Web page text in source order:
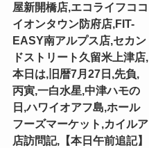
屋新開橋店,エコライフココ
イオンタウン防府店,FIT-
EASY南アルプス店,セカン
ドストリート久留米上津店,
本日は,旧暦7月27日,先負,
丙寅,一白水星,中津ハモの
日,ハワイオアフ島,ホール
フーズマーケット,カイルア
店訪問記,【本日午前追記】